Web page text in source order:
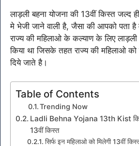
लाड़ली बहना योजना की 13वीं किस्त जल्द
मे भेजी जाने वाली है, जैसा की आपको पता
राज्य की महिलाओ के कल्याण के लिए
किया था जिसके तहत राज्य की महिलाओ
दिये जाते है।
Table of Contents
Trending Now
Ladli Behna Yojana 13th Kist किस
13वीं किस्त
सिर्फ इन महिलाओ को मिलेगी 13वीं